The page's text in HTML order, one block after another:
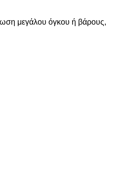
μεγάλου όγκου ή βάρους,